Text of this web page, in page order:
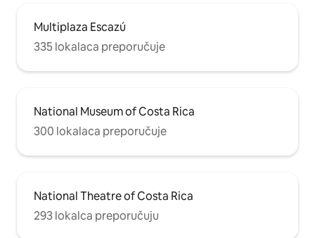
Multiplaza Escazú
335 lokalaca preporučuje
National Museum of Costa Rica
300 lokalaca preporučuje
National Theatre of Costa Rica
293 lokalca preporučuju